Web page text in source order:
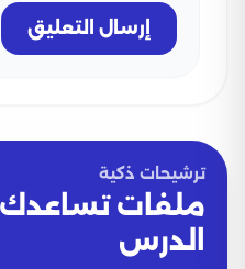
إرسال التعليق
ترشيحات ذكية
ملفات
الدرس